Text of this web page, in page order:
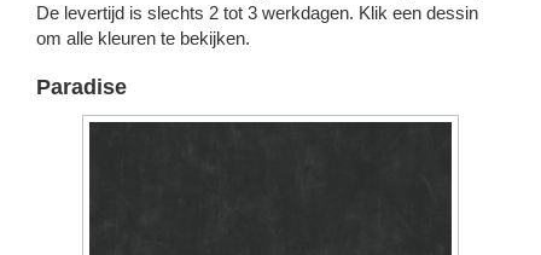
De levertijd is slechts 2 tot 3 werkdagen. Klik een dessin
om alle kleuren te bekijken.
Paradise